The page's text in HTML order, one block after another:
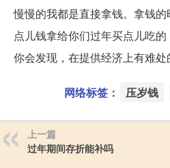
慢慢的我都是直接拿钱。拿钱
点儿钱拿给你们过年买点儿吃的
你会发现，在提供经济上有难
网络标签： 压岁钱
上一篇
过年期间存折能补吗